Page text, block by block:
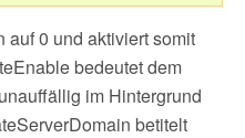
auf 0 und aktiviert somit
bedeutet dem
im Hintergrund
betitelt